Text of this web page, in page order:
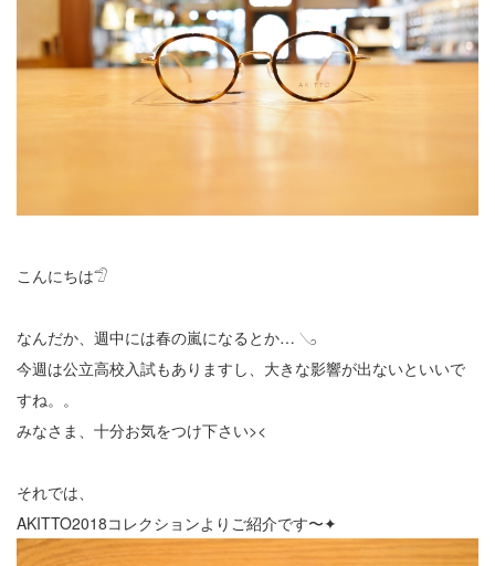
こんにちは𓅿
なんだか、週中には春の嵐になるとか… 𓂅
今週は公立高校入試もありますし、大きな影響が出ないといいで
すね。。
みなさま、十分お気をつけ下さい><
それでは、
AKITTO2018コレクションよりご紹介です〜✦